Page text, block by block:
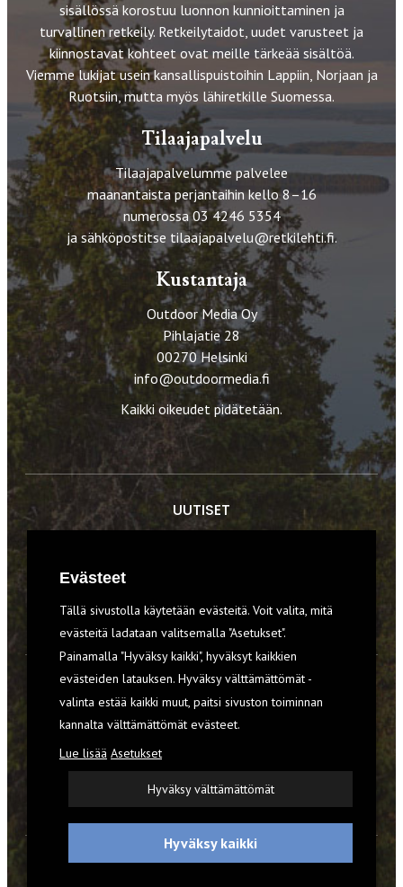
sisällössä korostuu luonnon kunnioittaminen ja
turvallinen retkeily. Retkeilytaidot, uudet varusteet ja
kiinnostavat kohteet ovat meille tärkeää sisältöä.
Viemme lukijat usein kansallispuistoihin Lappiin, Norjaan ja
Ruotsiin, mutta myös lähiretkille Suomessa.
Tilaajapalvelu
Tilaajapalvelumme palvelee
maanantaista perjantaihin kello 8–16
numerossa 03 4246 5354
ja sähköpostitse tilaajapalvelu@retkilehti.fi.
Kustantaja
Outdoor Media Oy
Pihlajatie 28
00270 Helsinki
info@outdoormedia.fi
Kaikki oikeudet pidätetään.
UUTISET
VARUSTEET
TILAA RETKI-LEHTI
YHTEYSTIEDOT
REKISTERISELOSTE
EVÄSTEET
Evästeet
Tällä sivustolla käytetään evästeitä. Voit valita, mitä
evästeitä ladataan valitsemalla "Asetukset".
Painamalla "Hyväksy kaikki", hyväksyt kaikkien
evästeiden latauksen. Hyväksy välttämättömät -
valinta estää kaikki muut, paitsi sivuston toiminnan
kannalta välttämättömät evästeet.
Lue lisää Asetukset
Hyväksy välttämättömät
Hyväksy kaikki